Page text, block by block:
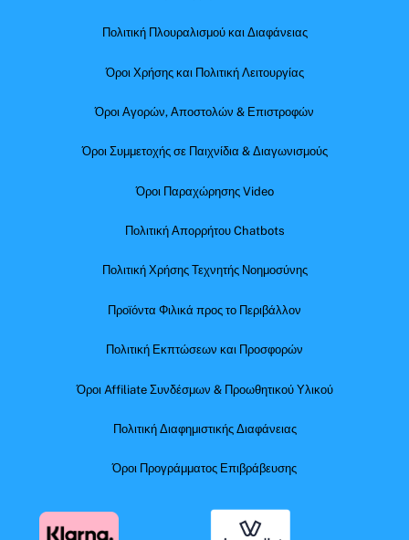
Πολιτική Πλουραλισμού και Διαφάνειας
Όροι Χρήσης και Πολιτική Λειτουργίας
Όροι Αγορών, Αποστολών & Επιστροφών
Όροι Συμμετοχής σε Παιχνίδια & Διαγωνισμούς
Όροι Παραχώρησης Video
Πολιτική Απορρήτου Chatbots
Πολιτική Χρήσης Τεχνητής Νοημοσύνης
Προϊόντα Φιλικά προς το Περιβάλλον
Πολιτική Εκπτώσεων και Προσφορών
Όροι Affiliate Συνδέσμων & Προωθητικού Υλικού
Πολιτική Διαφημιστικής Διαφάνειας
Όροι Προγράμματος Επιβράβευσης